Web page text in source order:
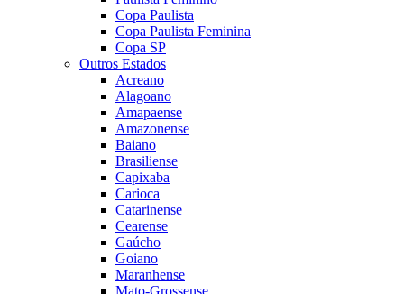
Copa Paulista
Copa Paulista Feminina
Copa SP
Outros Estados
Acreano
Alagoano
Amapaense
Amazonense
Baiano
Brasiliense
Capixaba
Carioca
Catarinense
Cearense
Gaúcho
Goiano
Maranhense
Mato-Grossense